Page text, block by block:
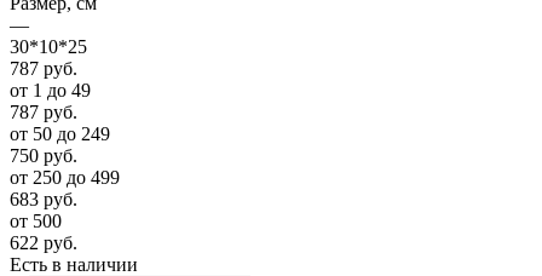
—
30*10*25
787 руб.
от 1 до 49
787 руб.
от 50 до 249
750 руб.
от 250 до 499
683 руб.
от 500
622 руб.
Есть в наличии